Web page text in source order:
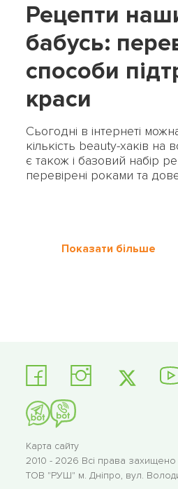
Рецепти
бабусь:
способи
краси
Сьогодні в інтернеті
кількість beauty-хаків на
є також і базовий набір
перевірені роками та
Показати більше
Карта сайту
2010 - 2026 Всі права захищено
ТОВ "РУШ" м. Дніпро, вул.